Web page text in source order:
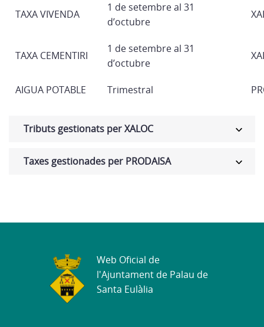
TAXA VIVENDA
1 de setembre al 31
d’octubre
TAXA CEMENTIRI
1 de setembre al 31
d’octubre
AIGUA POTABLE Trimestral
Tributs gestionats per XALOC
Taxes gestionades per PRODAISA
Web Oficial de
l'Ajuntament de Palau de
Santa Eulàlia